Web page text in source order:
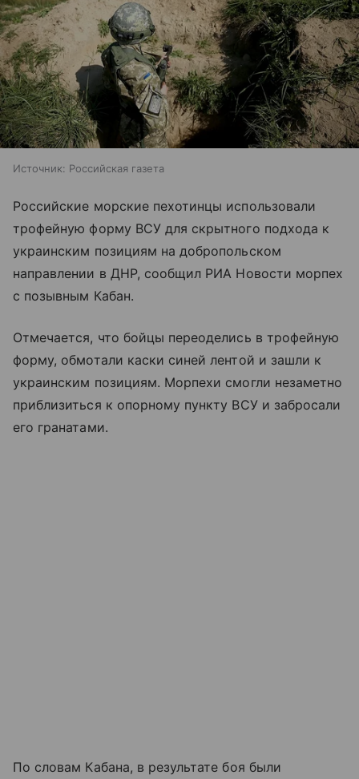
Источник: Российская газета
Российские морские пехотинцы использовали
трофейную форму ВСУ для скрытного подхода к
украинским позициям на добропольском
направлении в ДНР, сообщил РИА Новости морпех
с позывным Кабан.
Отмечается, что бойцы переоделись в трофейную
форму, обмотали каски синей лентой и зашли к
украинским позициям. Морпехи смогли незаметно
приблизиться к опорному пункту ВСУ и забросали
его гранатами.
По словам Кабана, в результате боя были